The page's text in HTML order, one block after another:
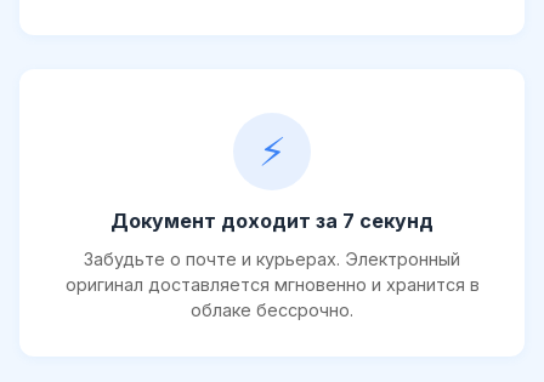
⚡
Документ доходит за 7 секунд
Забудьте о почте и курьерах. Электронный
оригинал доставляется мгновенно и хранится в
облаке бессрочно.